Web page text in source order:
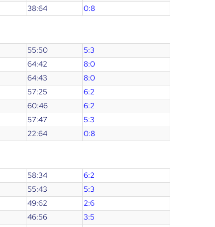
38:64 0:8
55:50
5:3
64:42
8:0
64:43
8:0
57:25
6:2
60:46
6:2
57:47
5:3
22:64 0:8
58:34
6:2
55:43
5:3
49:62
2:6
46:56
3:5